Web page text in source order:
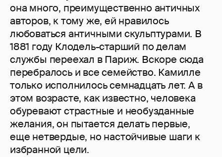
она много, преимущественно античных
авторов, к тому же, ей нравилось
любоваться античными скульптурами. В
1881 году Клодель-старший по делам
службы переехал в Париж. Вскоре сюда
перебралось и все семейство. Камилле
только исполнилось семнадцать лет. А в
этом возрасте, как известно, человека
обуревают страстные и необузданные
желания, он пытается делать первые,
еще нетвердые, но настойчивые шаги к
избранной цели.